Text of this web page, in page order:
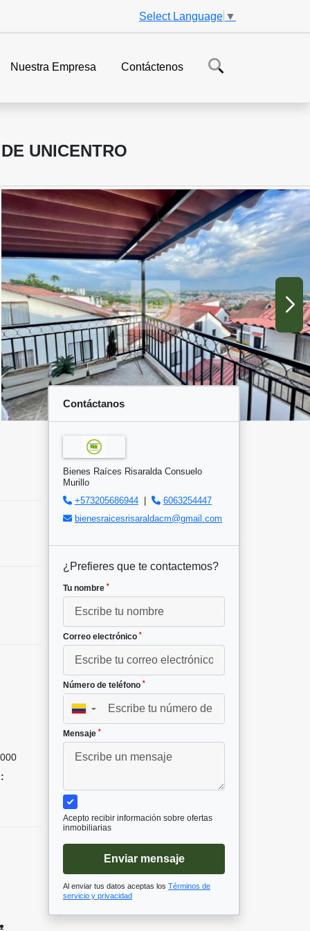
Select Language ▼
Nuestra Empresa Contáctenos
UNICENTRO
Contáctanos
Bienes Raíces Risaralda Consuelo
Murillo
+573205686944
6063254447
bienesraicesrisaraldacm@gmail.com
¿Prefieres que te contactemos?
Tu nombre *
Correo electrónico *
Número de teléfono *
▼
Mensaje *
Acepto recibir información sobre ofertas
inmobiliarias
Enviar mensaje
Al enviar tus datos aceptas los Términos de
servicio y privacidad